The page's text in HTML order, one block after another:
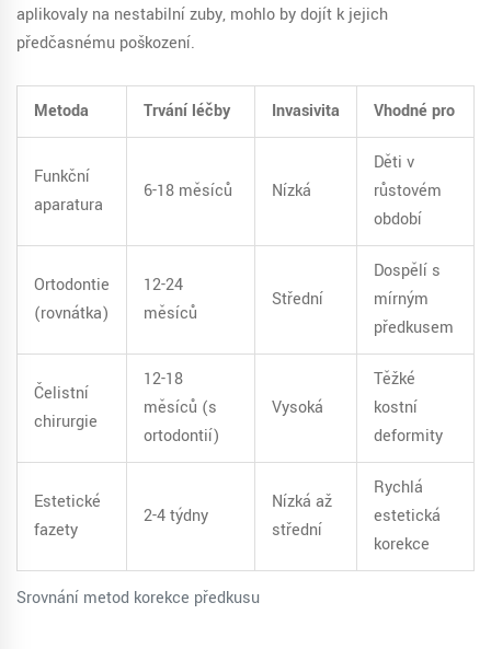
aplikovaly na nestabilní zuby, mohlo by dojít k jejich
předčasnému poškození.
Srovnání metod korekce předkusu
Metoda Trvání léčby Invasivita Vhodné pro
Funkční
aparatura
6-18 měsíců Nízká
Děti v
růstovém
období
Ortodontie
(rovnátka)
12-24
měsíců
Střední
Dospělí s
mírným
předkusem
Čelistní
chirurgie
12-18
měsíců (s
ortodontií)
Vysoká
Těžké
kostní
deformity
Estetické
fazety
2-4 týdny
Nízká až
střední
Rychlá
estetická
korekce